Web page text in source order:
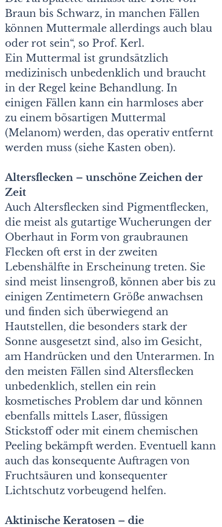
Braun bis Schwarz, in manchen Fällen
können Muttermale allerdings auch blau
oder rot sein“, so Prof. Kerl.
Ein Muttermal ist grundsätzlich
medizinisch unbedenklich und braucht
in der Regel keine Behandlung. In
einigen Fällen kann ein harmloses aber
zu einem bösartigen Muttermal
(Melanom) werden, das operativ entfernt
werden muss (siehe Kasten oben).
Altersflecken – unschöne Zeichen der
Zeit
Auch Altersflecken sind Pigmentflecken,
die meist als gutartige Wucherungen der
Oberhaut in Form von graubraunen
Flecken oft erst in der zweiten
Lebenshälfte in Erscheinung treten. Sie
sind meist linsengroß, können aber bis zu
­einigen Zentimetern Größe anwachsen
und finden sich überwiegend an
Hautstellen, die besonders stark der
Sonne ausgesetzt sind, also im Gesicht,
am Handrücken und den Unterarmen. In
den meisten Fällen sind Altersflecken
unbedenklich, stellen ein rein
kosmetisches Problem dar und können
ebenfalls mittels Laser, flüssigen
Stickstoff oder mit einem chemischen
Peeling bekämpft werden. Eventuell kann
auch das konsequente Auftragen von
Fruchtsäuren und konsequenter
Lichtschutz vorbeugend helfen.
Aktinische Keratosen – die